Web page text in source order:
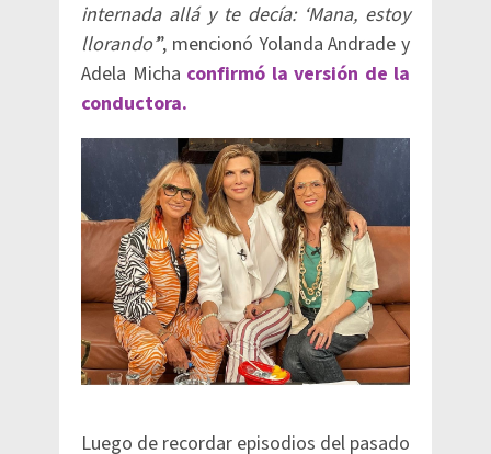
internada allá y te decía: ‘Mana, estoy
llorando’”, mencionó Yolanda Andrade y
Adela Micha confirmó la versión de la
conductora.
Luego de recordar episodios del pasado